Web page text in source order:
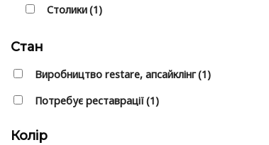
Столики(1)
Стан
Виробництво restare, апсайклінг(1)
Потребує реставрації(1)
Колір